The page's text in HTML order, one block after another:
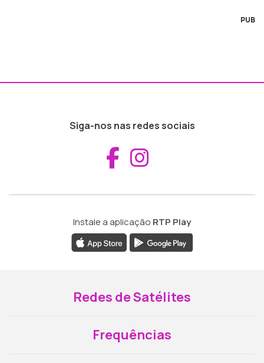
PUB
Siga-nos nas redes sociais
Aceder ao
Instale a aplicação RTP Play
Redes de Satélites
Frequências